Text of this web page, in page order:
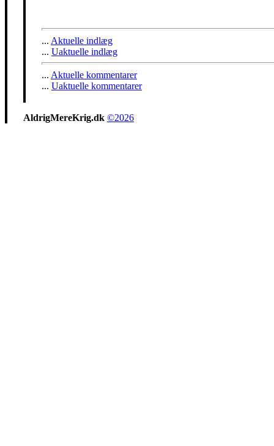
... Aktuelle indlæg
... Uaktuelle indlæg
... Aktuelle kommentarer
... Uaktuelle kommentarer
AldrigMereKrig.dk ©2026